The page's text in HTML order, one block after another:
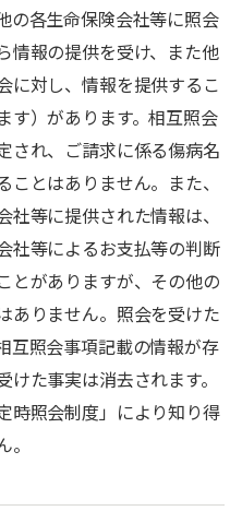
の各生命保険会社等に照会
情報の提供を受け、また他
に対し、情報を提供するこ
す）があります。相互照会
され、ご請求に係る傷病名
とはありません。また、
等に提供された情報は、
社等によるお支払等の判断
とがありますが、その他の
ありません。照会を受けた
互照会事項記載の情報が存
た事実は消去されます。
時照会制度」により知り得